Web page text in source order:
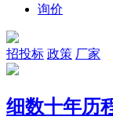
询价
招投标 政策 厂家
细数十年历